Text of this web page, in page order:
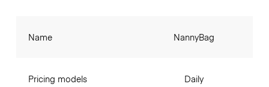
Name
Pricing models
NannyBag
Daily